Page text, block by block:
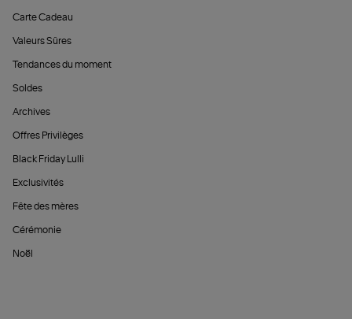
Carte Cadeau
Valeurs Sûres
Tendances du moment
Soldes
Archives
Offres Privilèges
Black Friday Lulli
Exclusivités
Fête des mères
Cérémonie
Noël